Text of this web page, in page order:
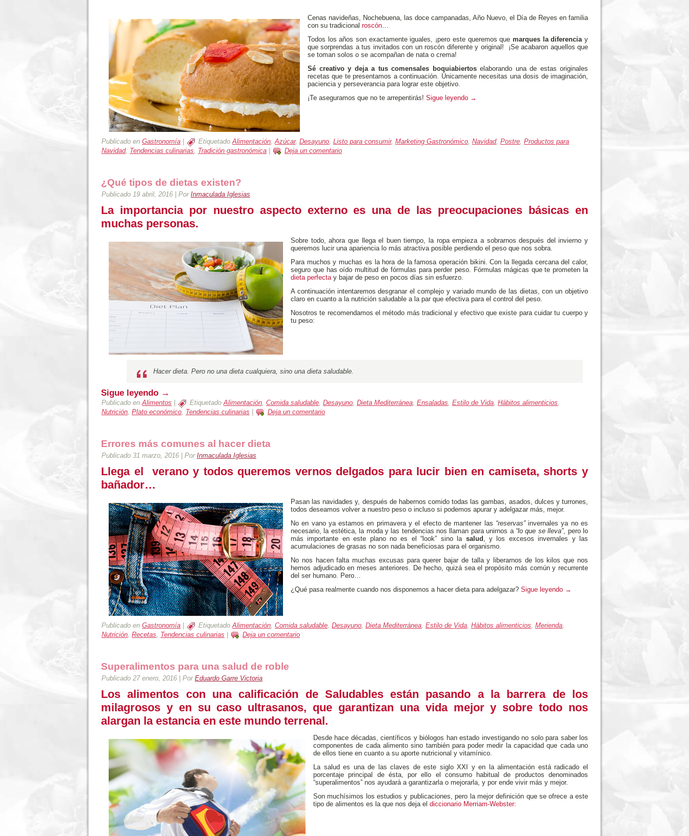
Cenas navideñas, Nochebuena, las doce campanadas, Año Nuevo, el Día de Reyes en familia
con su tradicional roscón…
Todos los años son exactamente iguales, ¡pero este queremos que marques la diferenciay
que sorprendas a tus invitados con un roscón diferente y original! ¡Se acabaron aquellos que
se toman solos o se acompañan de nata o crema!
Sé creativo y deja a tus comensales boquiabiertoselaborando una de estas originales
recetas que te presentamos a continuación. Únicamente necesitas una dosis de imaginación,
paciencia y perseverancia para lograr este objetivo.
¡Te aseguramos que no te arrepentirás! Sigue leyendo →
Publicado en Gastronomía Etiquetado Alimentación,Azúcar, Desayuno, Listo para consumir, Marketing Gastronómico, Navidad, Postre, Productos para
Navidad, Tendencias culinarias, Tradición gastronómica Deja un comentario
¿Qué tipos de dietas existen?
Publicado 19 abril, 2016 Por Inmaculada Iglesias
La importancia por nuestro aspecto externo es una de las preocupaciones básicas en
muchas personas.
Sobre todo, ahora que llega el buen tiempo, la ropa empieza a sobrarnos después del invierno y
queremos lucir una apariencia lo más atractiva posible perdiendo el peso que nos sobra.
Para muchos y muchas es la hora de la famosa operación bikini. Con la llegada cercana del calor,
seguro que has oído multitud de fórmulas para perder peso. Fórmulas mágicas que te prometen la
dieta perfectay bajar de peso en pocos días sin esfuerzo.
A continuación intentaremos desgranar el complejo y variado mundo de las dietas, con un objetivo
claro en cuanto a la nutrición saludable a la par que efectiva para el control del peso.
Nosotros te recomendamos el método más tradicional y efectivo que existe para cuidar tu cuerpo y
tu peso:
Hacer dieta. Pero no una dieta cualquiera, sino una dieta saludable.
Sigue leyendo →
Publicado en Alimentos Etiquetado Alimentación, Comida saludable, Desayuno, Dieta Mediterránea, Ensaladas, Estilo de Vida, Hábitos alimenticios,
Nutrición, Plato económico, Tendencias culinarias Deja un comentario
Errores más comunes al hacer dieta
Publicado 31 marzo, 2016 Por Inmaculada Iglesias
Llega el verano y todos queremos vernos delgados para lucir bien en camiseta, shorts y
bañador…
Pasan las navidades y, después de habernos comido todas las gambas, asados, dulces y turrones,
todos deseamos volver a nuestro peso o incluso si podemos apurar y adelgazar más, mejor.
No en vano ya estamos en primavera y el efecto de mantener las “reservas”invernales ya no es
necesario, la estética, la moda y las tendencias nos llaman para unirnos a “lo que se lleva”, pero lo
más importante en este plano no es el “look” sino la salud , y los excesos invernales y las
acumulaciones de grasas no son nada beneficiosas para el organismo.
No nos hacen falta muchas excusas para querer bajar de talla y liberarnos de los kilos que nos
hemos adjudicado en meses anteriores. De hecho, quizá sea el propósito más común y recurrente
del ser humano. Pero…
¿Qué pasa realmente cuando nos disponemos a hacer dieta para adelgazar? Sigue leyendo →
Publicado en Gastronomía Etiquetado Alimentación, Comida saludable, Desayuno, Dieta Mediterránea, Estilo de Vida, Hábitos alimenticios, Merienda,
Nutrición, Recetas, Tendencias culinarias Deja un comentario
Superalimentos para una salud de roble
Publicado 27 enero, 2016 Por Eduardo Garre Victoria
Los alimentos con una calificación de Saludables están pasando a la barrera de los
milagrosos y en su caso ultrasanos, que garantizan una vida mejor y sobre todo nos
alargan la estancia en este mundo terrenal.
Desde hace décadas, científicos y biólogos han estado investigando no solo para saber los
componentes de cada alimento sino también para poder medir la capacidad que cada uno
de ellos tiene en cuanto a su aporte nutricional y vitamínico.
La salud es una de las claves de este siglo XXI y en la alimentación está radicado el
porcentaje principal de ésta, por ello el consumo habitual de productos denominados
“superalimentos” nos ayudará a garantizarla o mejorarla, y por ende vivir más y mejor.
Son muchísimos los estudios y publicaciones, pero la mejor definición que se ofrece a este
tipo de alimentos es la que nos deja el diccionario Merriam-Webster: